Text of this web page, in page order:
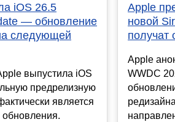
iOS 26.5
— обновление
следующей
выпустила iOS
предрелизную
является
обновления.
Apple
новой
получат
Apple
WWDC